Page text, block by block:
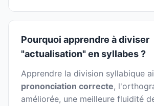
Pourquoi apprendre à diviser
"actualisation" en syllabes ?
Apprendre la division syllabique
prononciation correcte,
améliorée, une meilleure fluidité